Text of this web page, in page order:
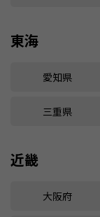
東海
愛知県
三重県
近畿
大阪府